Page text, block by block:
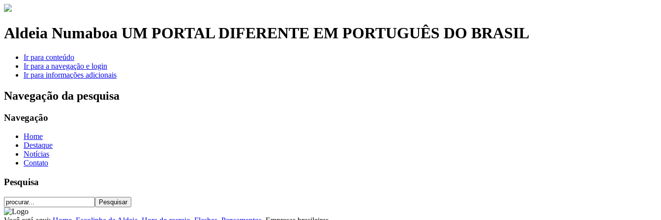
Aldeia Numaboa UM PORTAL DIFERENTE EM PORTUGUÊS DO BRASIL
Ir para conteúdo
Ir para a navegação e login
Ir para informações adicionais
Navegação da pesquisa
Navegação
Home
Destaque
Notícias
Contato
Pesquisa